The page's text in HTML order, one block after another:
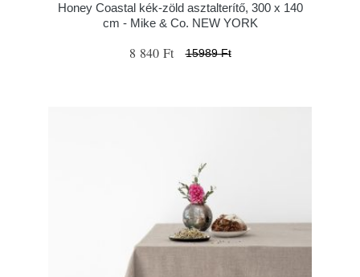
Honey Coastal kék-zöld asztalterítő, 300 x 140
cm - Mike & Co. NEW YORK
8 840 Ft 15989 Ft